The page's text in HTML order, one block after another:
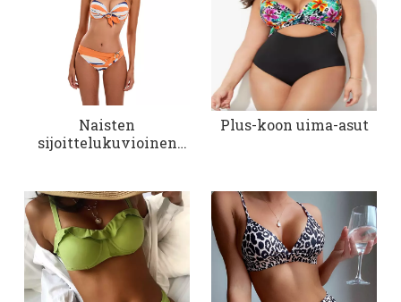
Naisten
sijoittelukuvioinen
Plus-koon uima-asut